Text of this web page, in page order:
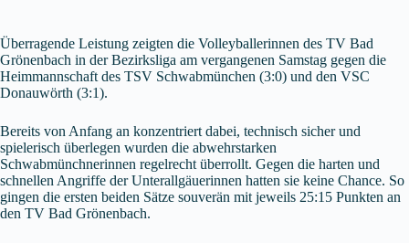
Überragende Leistung zeigten die Volleyballerinnen des TV Bad
Grönenbach in der Bezirksliga am vergangenen Samstag gegen die
Heimmannschaft des TSV Schwabmünchen (3:0) und den VSC
Donauwörth (3:1).
Bereits von Anfang an konzentriert dabei, technisch sicher und
spielerisch überlegen wurden die abwehrstarken
Schwabmünchnerinnen regelrecht überrollt. Gegen die harten und
schnellen Angriffe der Unterallgäuerinnen hatten sie keine Chance. So
gingen die ersten beiden Sätze souverän mit jeweils 25:15 Punkten an
den TV Bad Grönenbach.